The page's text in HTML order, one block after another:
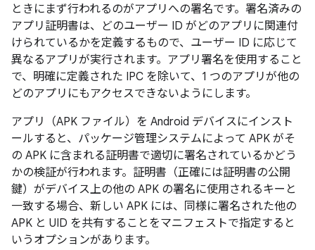
ときにまず行われるのがアプリへの署名です。署名済みの
アプリ証明書は、どのユーザー ID がどのアプリに関連付
けられているかを定義するもので、ユーザー ID に応じて
異なるアプリが実行されます。アプリ署名を使用すること
で、明確に定義された IPC を除いて、1 つのアプリが他の
どのアプリにもアクセスできないようにします。
アプリ（APK ファイル）を Android デバイスにインスト
ールすると、パッケージ管理システムによって APK がそ
の APK に含まれる証明書で適切に署名されているかどう
かの検証が行われます。証明書（正確には証明書の公開
鍵）がデバイス上の他の APK の署名に使用されるキーと
一致する場合、新しい APK には、同様に署名された他の
APK と UID を共有することをマニフェストで指定すると
いうオプションがあります。